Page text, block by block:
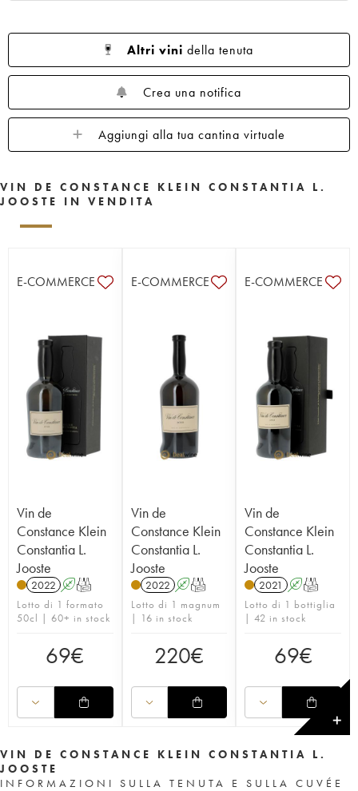
Altri vini della tenuta
Crea una notifica
Aggiungi alla tua cantina virtuale
VIN DE CONSTANCE KLEIN CONSTANTIA L.
JOOSTE IN VENDITA
E-COMMERCE
Vin de
Constance Klein
Constantia L.
Jooste
2022 AT
Lotto di 1 formato
50cl | 60+ in stock
69€
E-COMMERCE
Vin de
Constance Klein
Constantia L.
Jooste
2022 AT
Lotto di 1 magnum
| 16 in stock
220€
E-COMMERCE
Vin de
Constance Klein
Constantia L.
Jooste
2021 AT
Lotto di 1 bottiglia
| 42 in stock
69€
✕
VIN DE CONSTANCE KLEIN CONSTANTIA L.
JOOSTE
INFORMAZIONI SULLA TENUTA E SULLA CUVÉE